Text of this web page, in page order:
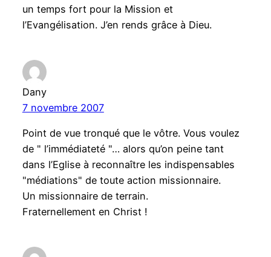
un temps fort pour la Mission et
l’Evangélisation. J’en rends grâce à Dieu.
Dany
7 novembre 2007
Point de vue tronqué que le vôtre. Vous voulez
de " l’immédiateté "… alors qu’on peine tant
dans l’Eglise à reconnaître les indispensables
"médiations" de toute action missionnaire.
Un missionnaire de terrain.
Fraternellement en Christ !